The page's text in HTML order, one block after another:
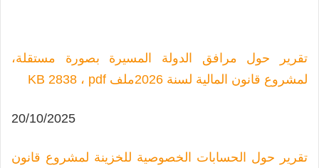
تقرير حول مرافق الدولة المسيرة بصورة مستقلة،
لمشروع قانون المالية لسنة 2026
ملف KB 2838 ، pdf
20/10/2025
تقرير حول الحسابات الخصوصية للخزينة لمشروع قانون